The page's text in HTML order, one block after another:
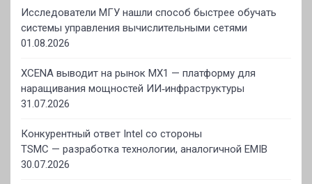
Исследователи МГУ нашли способ быстрее обучать
системы управления вычислительными сетями
01.08.2026
XCENA выводит на рынок MX1 — платформу для
наращивания мощностей ИИ‑инфраструктуры
31.07.2026
Конкурентный ответ Intel со стороны
TSMC — разработка технологии, аналогичной EMIB
30.07.2026